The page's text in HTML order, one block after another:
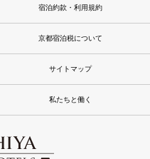
宿泊約款・利用規約
京都宿泊税について
サイトマップ
私たちと働く